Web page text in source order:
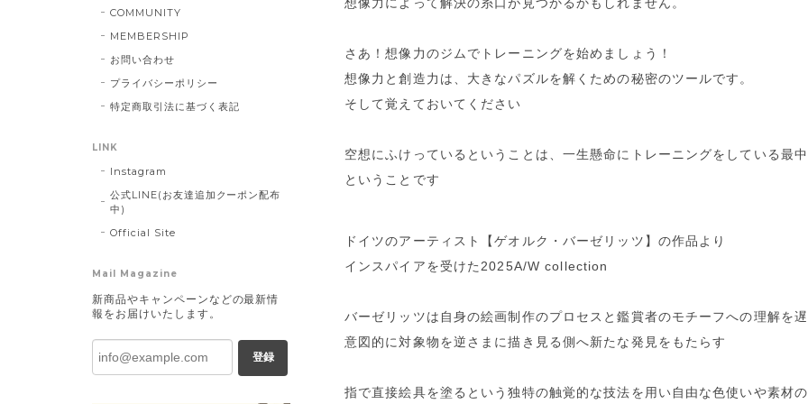
さあ！想像力のジムでトレーニングを始めましょう！
想像力と創造力は、大きなパズルを解くための秘密のツールです。
そして覚えておいてください
空想にふけっているということは、一生懸命にトレーニングをしている最中
ということです
ドイツのアーティスト【ゲオルク・バーゼリッツ】の作品より
インスパイアを受けた2025A/W collection
バーゼリッツは自身の絵画制作のプロセスと鑑賞者のモチーフへの理解を
意図的に対象物を逆さまに描き見る側へ新たな発見をもたらす
指で直接絵具を塗るという独特の触覚的な技法を用い自由な色使いや素材
COMMUNITY
MEMBERSHIP
お問い合わせ
プライバシーポリシー
特定商取引法に基づく表記
LINK
Instagram
公式LINE(お友達追加クーポン配布
中)
Official Site
Mail Magazine
新商品やキャンペーンなどの最新情
報をお届けいたします。
登録